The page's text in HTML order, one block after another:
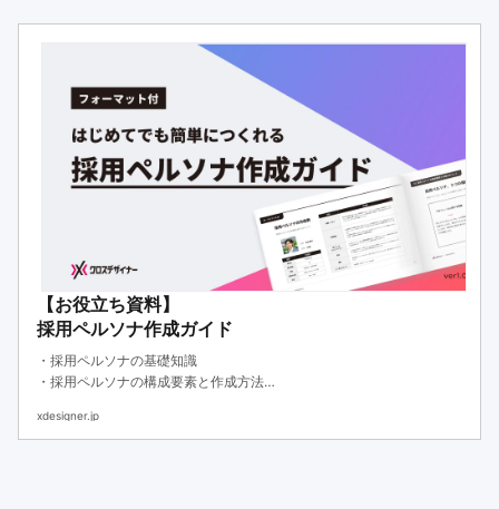
【お役立ち資料】
採用ペルソナ作成ガイド
・採用ペルソナの基礎知識
・採用ペルソナの構成要素と作成方法
xdesigner.jp